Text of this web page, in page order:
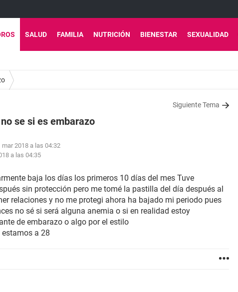
SALUD FAMILIA NUTRICIÓN BIENESTAR SEXUALIDAD
Siguiente Tema
se si es embarazo
mar 2018 a las 04:32
a las 04:35
baja los días los primeros 10 días del mes Tuve
sin protección pero me tomé la pastilla del día después al
relaciones y no me protegi ahora ha bajado mi periodo pues
no sé si será alguna anemia o si en realidad estoy
de embarazo o algo por el estilo
estamos a 28